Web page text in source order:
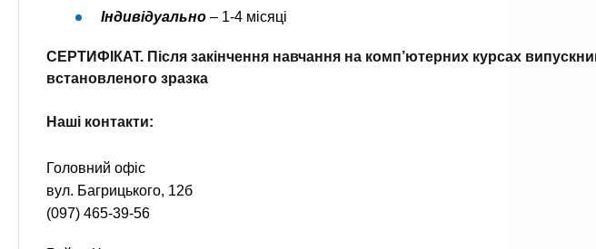
Індивідуально – 1-4 місяці
СЕРТИФІКАТ. Після закінчення навчання на комп’ютерних курсах
встановленого зразка
Наші контакти:
Головний офіс
вул. Багрицького, 12б
(097) 465-39-56